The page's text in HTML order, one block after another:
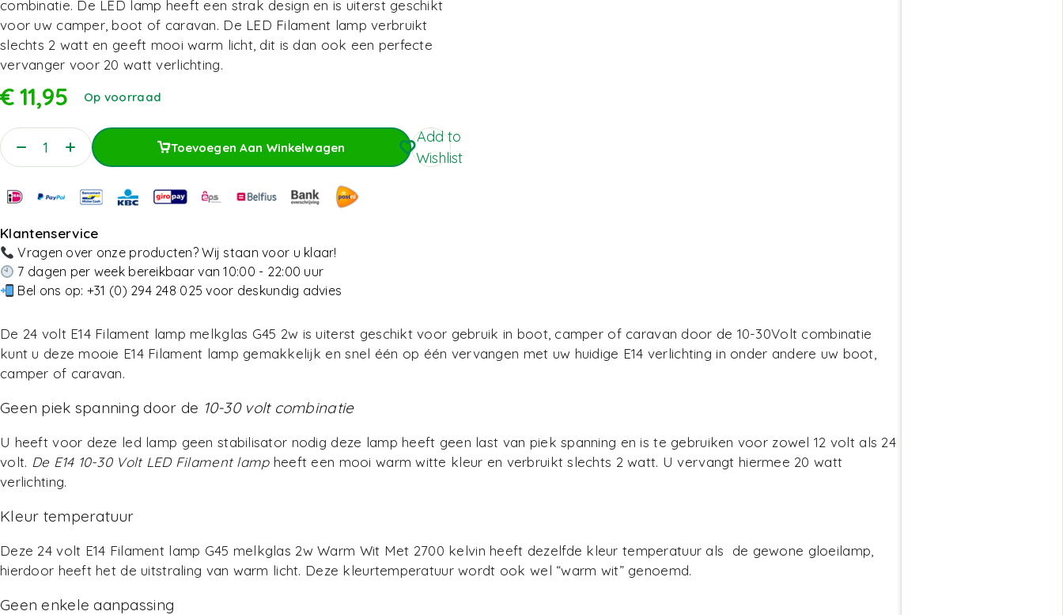
combinatie. De LED lamp heeft een strak design en is uiterst geschikt
voor uw camper, boot of caravan. De LED Filament lamp verbruikt
slechts 2 watt en geeft mooi warm licht, dit is dan ook een perfecte
vervanger voor 20 watt verlichting.
€11,95 Op voorraad
Toevoegen Aan Winkelwagen
Toevoegen Aan Winkelwagen
Add to
Wishlist
Klantenservice
Vragen over onze producten? Wij staan voor u klaar!
7 dagen per week bereikbaar van 10:00 - 22:00 uur
Bel ons op: +31 (0) 294 248 025 voor deskundig advies
De 24 volt E14 Filament lamp melkglas G45 2w is uiterst geschikt voor gebruik in boot, camper of caravan door de 10-30Volt combinatie
kunt u deze mooie E14 Filament lamp gemakkelijk en snel één op één vervangen met uw huidige E14 verlichting in onder andere uw boot,
camper of caravan.
Geen piek spanning door de 10-30 volt combinatie
U heeft voor deze led lamp geen stabilisator nodig deze lamp heeft geen last van piek spanning en is te gebruiken voor zowel 12 volt als 24
volt. De E14 10-30 Volt LED Filament lampheeft een mooi warm witte kleur en verbruikt slechts 2 watt. U vervangt hiermee 20 watt
verlichting.
Kleur temperatuur
Deze 24 volt E14 Filament lamp G45 melkglas 2w Warm Wit Met 2700 kelvin heeft dezelfde kleur temperatuur als de gewone gloeilamp,
hierdoor heeft het de uitstraling van warm licht. Deze kleurtemperatuur wordt ook wel “warm wit” genoemd.
Geen enkele aanpassing